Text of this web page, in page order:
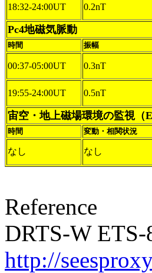
18:32-24:00UT 0.2nT
Pc4地磁気脈動
時間 振幅
00:37-05:00UT 0.3nT
19:55-24:00UT 0.5nT
宙空・地上磁場環境の監視（
時間 変動・相関状況
なし なし
Reference
DRTS-W ETS-
http://